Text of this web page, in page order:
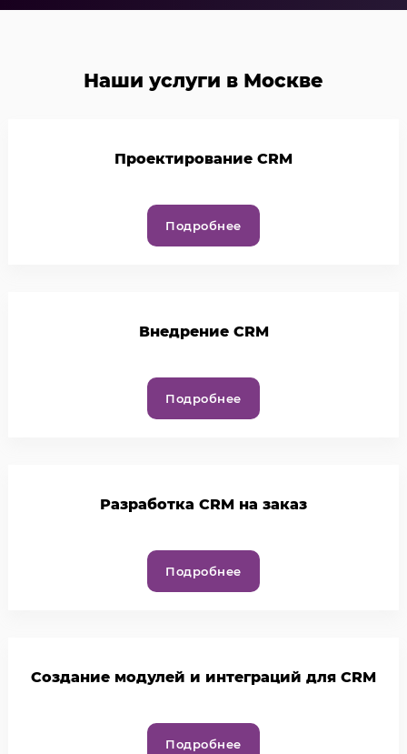
Наши услуги в Москве
Проектирование CRM
Подробнее
Внедрение CRM
Подробнее
Разработка CRM на заказ
Подробнее
Создание модулей и интеграций для CRM
Подробнее